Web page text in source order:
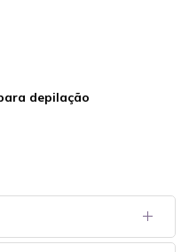
depilação